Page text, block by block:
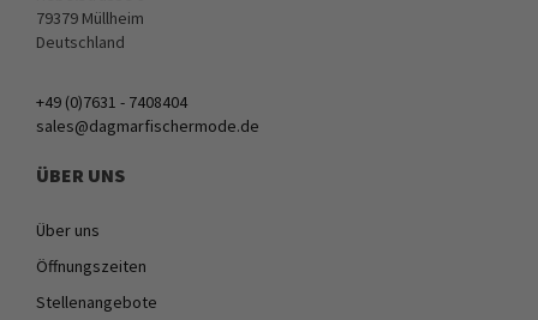
79379 Müllheim
Deutschland
+49 (0)7631 - 7408404
sales@dagmarfischermode.de
ÜBER UNS
Über uns
Öffnungszeiten
Stellenangebote